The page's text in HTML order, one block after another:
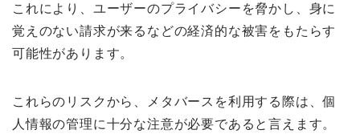
これにより、ユーザーのプライバシーを脅かし、身に
覚えのない請求が来るなどの経済的な被害をもたらす
可能性があります。
これらのリスクから、メタバースを利用する際は、個
人情報の管理に十分な注意が必要であると言えます。